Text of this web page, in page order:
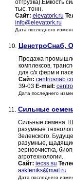
отгрузка).Ёмкость
тыс. тонн.
Сайт: elevatork.ru
info@elevatork.ru
Дата последнего
10. ЦенстроСнаб,
Продажа
комплексов,
для с/х ферм и
Сайт:
39-03 E-mail:
Дата последнего
11. Сильные
Сильные семена.
разумные
Зеленского.
разумные,
зерноочистка,
агротехнологии.
Сайт: iecss.su
askfeniks@mail.ru
Дата последнего